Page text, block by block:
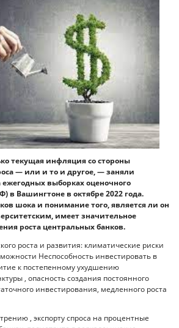
текущая инфляция со стороны
— или и то и другое, — заняли
ежегодных выборках оценочного
в Вашингтоне в октябре 2022 года.
шока и понимание того, является ли он
имеет значительное
роста центральных банков.
роста и развития: климатические риски
Неспособность инвестировать в
к постепенному ухудшению
, опасность создания постоянного
инвестирования, медленного роста
, экспорту спроса на процентные